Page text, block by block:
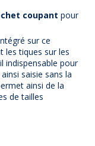
coupant pour
sur ce
les tiques sur les
indispensable pour
saisie sans la
ainsi de la
de tailles